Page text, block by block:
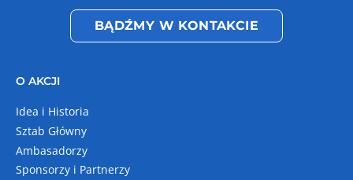
BĄDŹMY W KONTAKCIE
O AKCJI
Idea i Historia
Sztab Główny
Ambasadorzy
Sponsorzy i Partnerzy